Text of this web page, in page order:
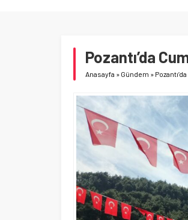
Pozantı’da
Anasayfa » Gündem »